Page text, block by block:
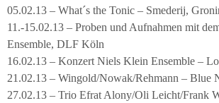
05.02.13 – What´s the Tonic – Smederij,
11.-15.02.13 – Proben und Aufnahmen mit
Ensemble, DLF Köln
16.02.13 – Konzert Niels Klein Ensemble –
21.02.13 – Wingold/Nowak/Rehmann – Blue
27.02.13 – Trio Efrat Alony/Oli Leicht/Frank